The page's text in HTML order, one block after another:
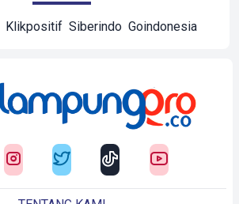
Klikpositif Siberindo Goindonesia